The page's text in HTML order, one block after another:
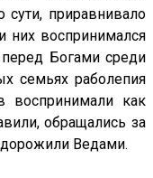
приравнивало
них воспринимался
Богами среди
семьях раболепия
воспринимали как
обращались за
Ведами.